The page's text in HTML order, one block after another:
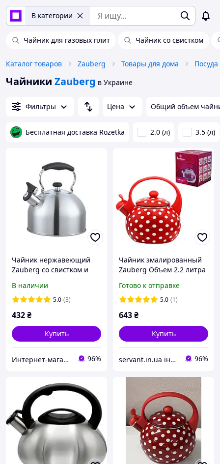
В категории
Чайник для газовых плит Чайник со свистком
Каталог товаров Zauberg Товары для дома Посуда
Чайники Zauberg в Украине
Фильтры Цена Общий объем
Бесплатная доставка Rozetka 2.0 (л) 3.5 (л)
Чайник нержавеющий
Zauberg со свистком и
В наличии
5.0 (3)
432₴
Купить
Интернет-магазин "Posuda optom" 96%
Чайник эмалированный
Zauberg Объем 2.2 литра
Готово к отправке
5.0 (1)
643₴
Купить
servant.in.ua інтернет магазин господарчих товарів 96%